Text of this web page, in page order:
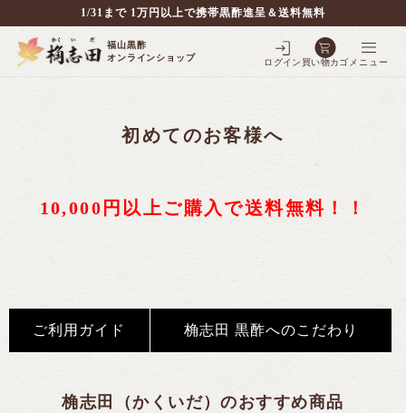
1/31まで 1万円以上で携帯黒酢進呈＆送料無料
福山黒酢
オンラインショップ
ログイン 買い物カゴ メニュー
3年熟成黒酢
5年熟成黒酢
10年熟成黒酢
全ての商品を見る
3年熟成大豆酢
10年熟成大豆酢
飲む果実酢
全ての商品を見る
飲む果実酢
シェフの調味料
全ての商品を見る
黒酢スイーツ
初めてのお客様へ
10,000円以上ご購入で送料無料！！
ご利用ガイド 桷志田 黒酢へのこだわり
桷志田（かくいだ）のおすすめ商品